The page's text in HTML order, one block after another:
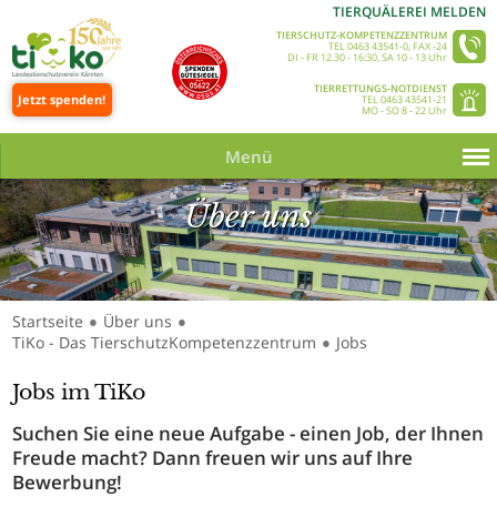
Jetzt spenden!
TIERQUÄLEREI MELDEN
TIERSCHUTZ-KOMPETENZZENTRUM
TEL 0463 43541-0, FAX -24
DI - FR 12.30 - 16:30, SA 10 - 13 Uhr
TIERRETTUNGS-NOTDIENST
TEL 0463 43541-21
MO - SO 8 - 22 Uhr
Menü
Über uns
Startseite ● Über uns ●
TiKo - Das TierschutzKompetenzzentrum ● Jobs
Jobs im TiKo
Suchen Sie eine neue Aufgabe - einen Job, der Ihnen
Freude macht? Dann freuen wir uns auf Ihre
Bewerbung!